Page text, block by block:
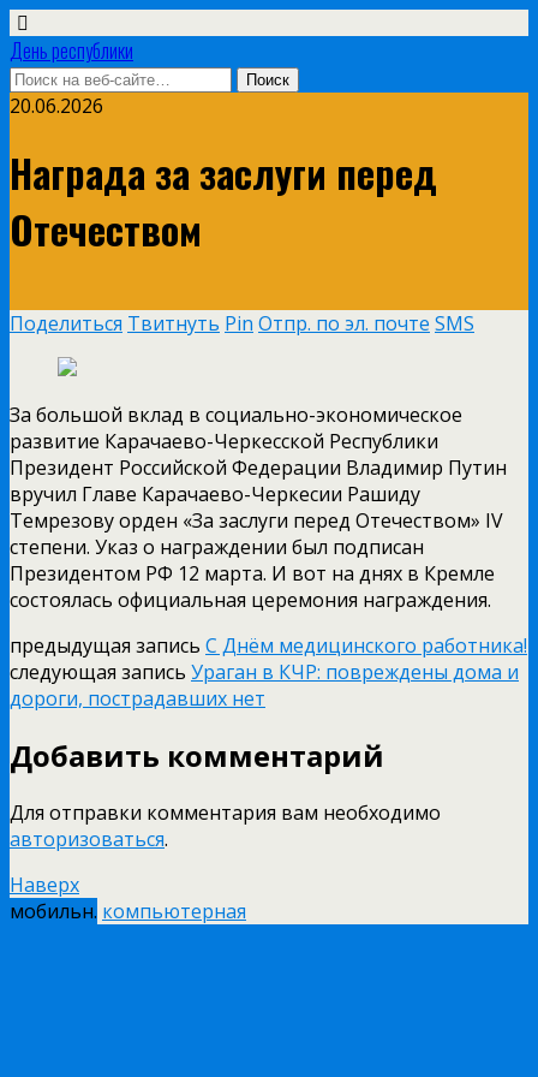
День республики
20.06.2026
Награда за заслуги перед
Отечеством
Поделиться Твитнуть Pin Отпр. по эл. почте SMS
За большой вклад в социально-экономическое
развитие Карачаево-Черкесской Республики
Президент Российской Федерации Владимир Путин
вручил Главе Карачаево-Черкесии Рашиду
Темрезову орден «За заслуги перед Отечеством» IV
степени. Указ о награждении был подписан
Президентом РФ 12 марта. И вот на днях в Кремле
состоялась официальная церемония награждения.
предыдущая запись С Днём медицинского работника!
следующая запись Ураган в КЧР: повреждены дома и
дороги, пострадавших нет
Добавить комментарий
Для отправки комментария вам необходимо
авторизоваться.
Наверх
мобильн. компьютерная